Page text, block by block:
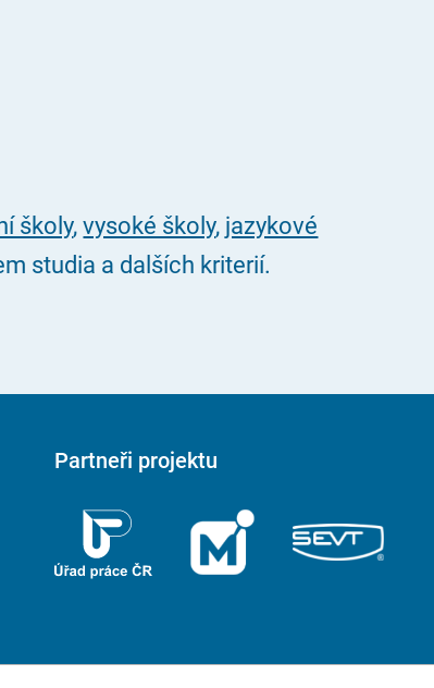
školy,vysoké školy, jazykové
studia a dalších kriterií.
Partneři projektu